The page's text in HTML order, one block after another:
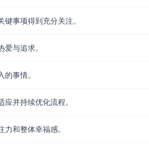
事项得到充分关注。
与追求。
事情。
并持续优化流程。
和整体幸福感。